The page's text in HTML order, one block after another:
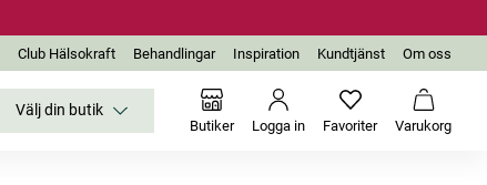
Club Hälsokraft Behandlingar Inspiration Kundtjänst Om oss
Välj din butik
Butiker Logga in FavoriterInga favoriter
Varukorg